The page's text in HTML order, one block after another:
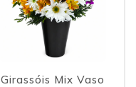
Girassóis Mix Vaso